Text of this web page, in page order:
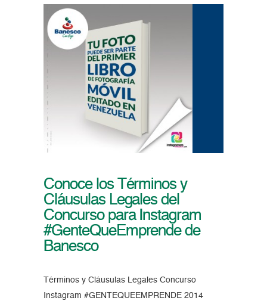
Conoce los Términos y
Cláusulas Legales del
Concurso para Instagram
#GenteQueEmprende de
Banesco
Términos y Cláusulas Legales Concurso
Instagram #GENTEQUEEMPRENDE 2014